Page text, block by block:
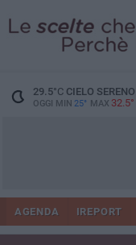
29.5°CCIELO SERENO
OGGI MIN 25° MAX 32.5°
AGENDA IREPORT